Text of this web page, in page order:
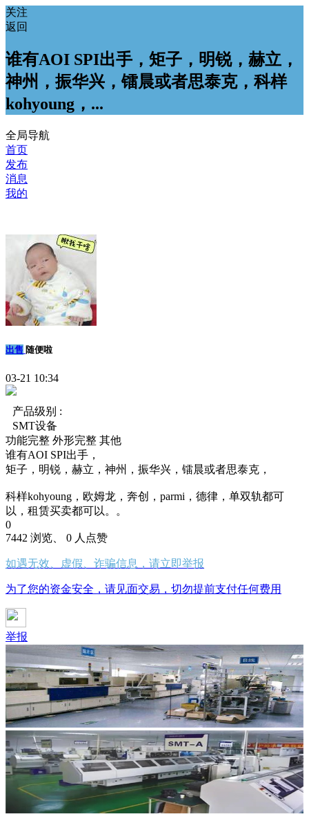
关注
返回
谁有AOI SPI出手，矩子，明锐，赫立，
神州，振华兴，镭晨或者思泰克，科样
kohyoung，...
全局导航
首页
发布
消息
我的
出售 随便啦
03-21 10:34
产品级别 :
SMT设备
功能完整 外形完整 其他
谁有AOI SPI出手，
矩子，明锐，赫立，神州，振华兴，镭晨或者思泰克，
科样kohyoung，欧姆龙，奔创，parmi，德律，单双轨都可
以，租赁买卖都可以。。
0
7442 浏览、 0 人点赞
如遇无效、虚假、诈骗信息，请立即举报
为了您的资金安全，请见面交易，切勿提前支付任何费用
举报